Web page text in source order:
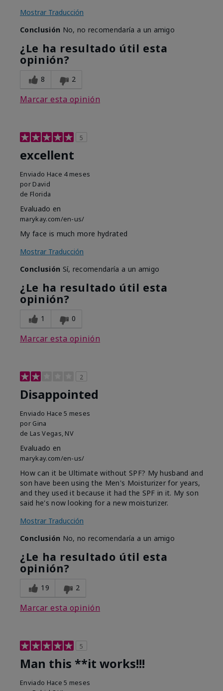
Mostrar Traducción
Conclusión No, no recomendaría a un amigo
¿Le ha resultado útil esta
opinión?
8 2
Marcar esta opinión
5
excellent
Enviado Hace 4 meses
por David
de Florida
Evaluado en
marykay.com/en-us/
My face is much more hydrated
Mostrar Traducción
Conclusión Sí, recomendaría a un amigo
¿Le ha resultado útil esta
opinión?
1 0
Marcar esta opinión
2
Disappointed
Enviado Hace 5 meses
por Gina
de Las Vegas, NV
Evaluado en
marykay.com/en-us/
How can it be Ultimate without SPF? My husband and
son have been using the Men's Moisturizer for years,
and they used it because it had the SPF in it. My son
said he's now looking for a new moisturizer.
Mostrar Traducción
Conclusión No, no recomendaría a un amigo
¿Le ha resultado útil esta
opinión?
19 2
Marcar esta opinión
5
Man this **it works!!!
Enviado Hace 5 meses